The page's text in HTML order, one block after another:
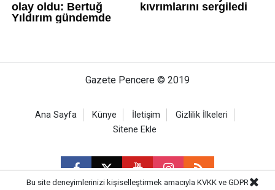
Gazete Pencere © 2019
Ana Sayfa Künye İletişim
Gizlilik İlkeleri
Sitene Ekle
Bu site deneyimlerinizi kişiselleştirmek amacıyla KVKK ve GDPR